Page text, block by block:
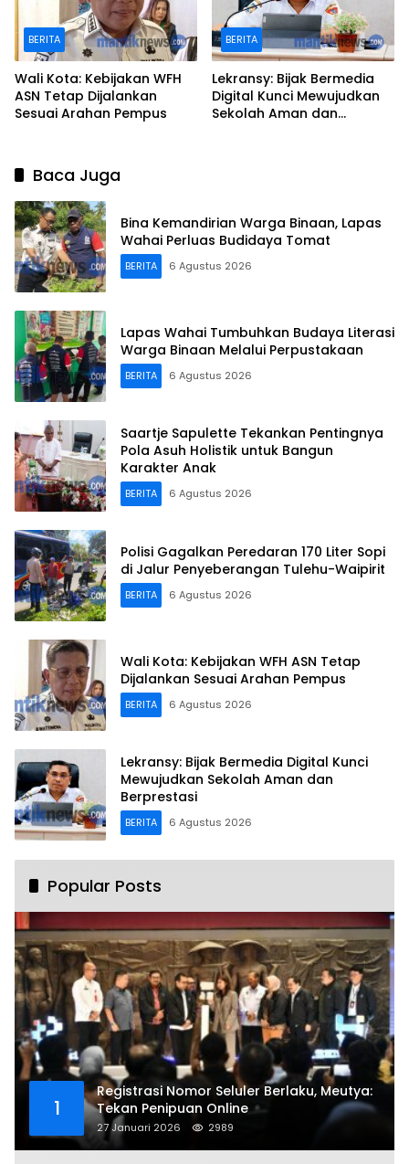
BERITA
Wali Kota: Kebijakan WFH
ASN Tetap Dijalankan
Sesuai Arahan Pempus
BERITA
Lekransy: Bijak Bermedia
Digital Kunci Mewujudkan
Sekolah Aman dan
Baca Juga
Bina Kemandirian Warga Binaan, Lapas
Wahai Perluas Budidaya Tomat
BERITA 6 Agustus 2026
Lapas Wahai Tumbuhkan Budaya Literasi
Warga Binaan Melalui Perpustakaan
BERITA 6 Agustus 2026
Saartje Sapulette Tekankan Pentingnya
Pola Asuh Holistik untuk Bangun
Karakter Anak
BERITA 6 Agustus 2026
Polisi Gagalkan Peredaran 170 Liter Sopi
di Jalur Penyeberangan Tulehu-Waipirit
BERITA 6 Agustus 2026
Wali Kota: Kebijakan WFH ASN Tetap
Dijalankan Sesuai Arahan Pempus
BERITA 6 Agustus 2026
Lekransy: Bijak Bermedia Digital Kunci
Mewujudkan Sekolah Aman dan
Berprestasi
BERITA 6 Agustus 2026
Popular Posts
1
Registrasi Nomor Seluler Berlaku, Meutya:
Tekan Penipuan Online
27 Januari 2026 2989